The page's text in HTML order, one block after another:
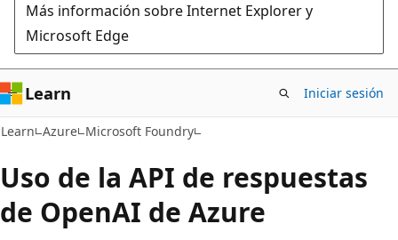
Más información sobre Internet Explorer y
Microsoft Edge
Learn Iniciar sesión
Learn Azure Microsoft Foundry
Uso de la API de respuestas
de OpenAI de Azure